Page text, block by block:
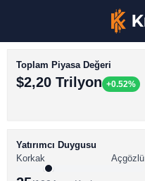
BİTCOİN HABERLERİ
ALTCOİN HABERLERİ
Toplam Piyasa Değeri
$2,20 Trilyon +0.52%
Yatırımcı Duygusu
Korkak
Açgözlü